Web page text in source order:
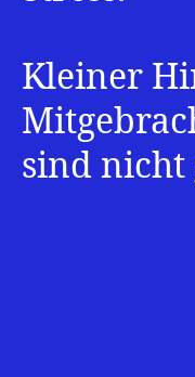
Kleiner
sind nicht